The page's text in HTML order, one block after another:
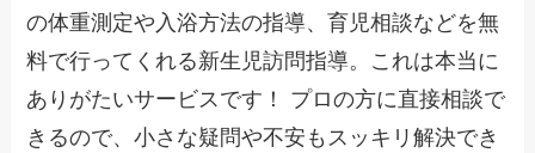
の体重測定や入浴方法の指導、育児相談などを無
料で行ってくれる新生児訪問指導。これは本当に
ありがたいサービスです！ プロの方に直接相談で
きるので、小さな疑問や不安もスッキリ解決でき